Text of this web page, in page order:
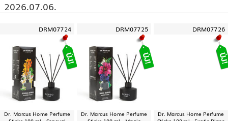
2026.07.06.
DRM07724
Dr. Marcus Home Perfume
DRM07725
Dr. Marcus Home Perfume
DRM07726
Dr. Marcus Home Perfume